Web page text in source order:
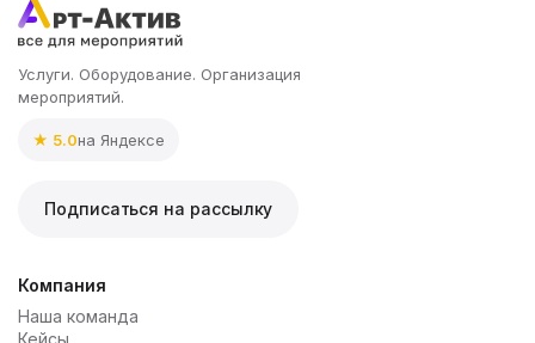
Услуги. Оборудование. Организация
мероприятий.
★ 5.0на Яндексе
Подписаться на рассылку
Компания
Наша команда
Кейсы